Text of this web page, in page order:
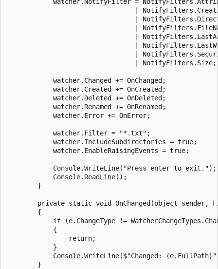
|
|
|
|
|
|
                                 | NotifyFilters.Size;
            watcher.Changed += OnChanged;
            watcher.Created += OnCreated;
            watcher.Deleted += OnDeleted;
            watcher.Renamed += OnRenamed;
            watcher.Error += OnError;
            watcher.Filter = "*.txt";
            watcher.IncludeSubdirectories = true;
            watcher.EnableRaisingEvents = true;
            Console.WriteLine("Press enter to exit.");
            Console.ReadLine();
        }
private static void OnChanged(object sender,
        {
if (e.ChangeType !=
            {
                return;
            }
Console.WriteLine($"Changed:
        }